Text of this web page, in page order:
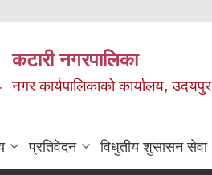
कटारी नगरपालिका
नगर कार्यपालिकाको कार्यालय, उदयपुर
प्रतिवेदन विधुतीय शुसासन सेवा